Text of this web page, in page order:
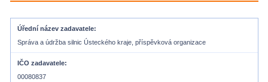
Úřední název zadavatele
Správa a údržba silnic Ústeckého kraje, příspěvková organizace
IČO zadavatele
00080837